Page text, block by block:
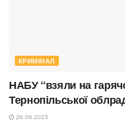
КРИМІНАЛ
НАБУ “взяли на
Тернопільської
26.06.2023